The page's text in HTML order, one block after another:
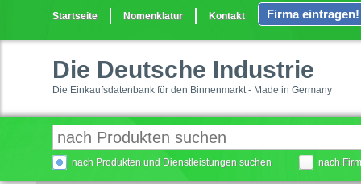
Startseite Nomenklatur Kontakt Firma eintragen!
Die Deutsche Industrie
Die Einkaufsdatenbank für den Binnenmarkt - Made in Germany
nach Produkten und Dienstleistungen suchen nach